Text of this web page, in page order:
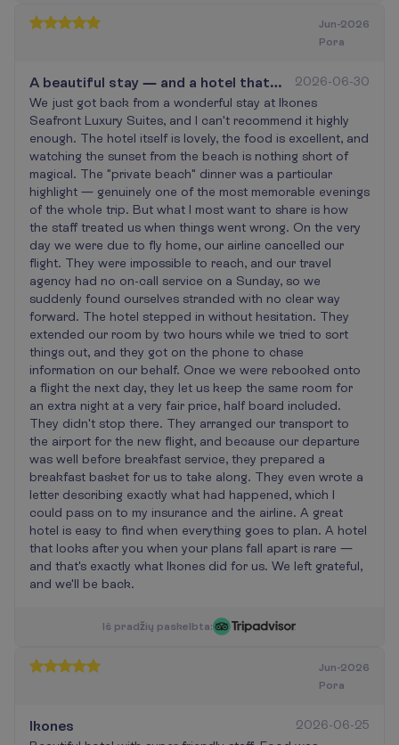
Jun-2026
Pora
A beautiful stay — and a hotel that
truly shows up when it matters
2026-06-30
We just got back from a wonderful stay at Ikones
Seafront Luxury Suites, and I can't recommend it highly
enough. The hotel itself is lovely, the food is excellent, and
watching the sunset from the beach is nothing short of
magical. The "private beach" dinner was a particular
highlight — genuinely one of the most memorable evenings
of the whole trip. But what I most want to share is how
the staff treated us when things went wrong. On the very
day we were due to fly home, our airline cancelled our
flight. They were impossible to reach, and our travel
agency had no on-call service on a Sunday, so we
suddenly found ourselves stranded with no clear way
forward. The hotel stepped in without hesitation. They
extended our room by two hours while we tried to sort
things out, and they got on the phone to chase
information on our behalf. Once we were rebooked onto
a flight the next day, they let us keep the same room for
an extra night at a very fair price, half board included.
They didn't stop there. They arranged our transport to
the airport for the new flight, and because our departure
was well before breakfast service, they prepared a
breakfast basket for us to take along. They even wrote a
letter describing exactly what had happened, which I
could pass on to my insurance and the airline. A great
hotel is easy to find when everything goes to plan. A hotel
that looks after you when your plans fall apart is rare —
and that's exactly what Ikones did for us. We left grateful,
and we'll be back.
Iš pradžių paskelbta:
Jun-2026
Pora
Ikones
2026-06-25